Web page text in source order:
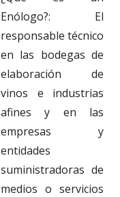
Enólogo?: El
responsable técnico
en las bodegas de
elaboración de
vinos e industrias
afines y en las
empresas y
entidades
suministradoras de
medios o servicios